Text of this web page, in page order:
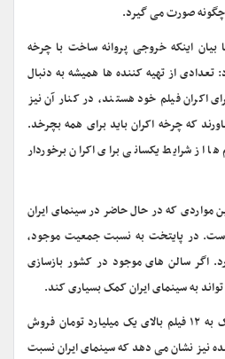
چگونه صورت می گیرد.
اینکه خروجی پروانه ساخت با چرخه
تعدادی از تهیه کننده ها همیشه به دنبال
اکران فیلم خود هستند، در کنار آن نیز
که چرخه اکران باید برای همه بچرخد.
از شرایط یکسانی برای اکران برخوردار
مواردی که در حال حاضر در سینمای ایران
است. در پایتخت به نسبت جمعیت موجود،
اگر سالن های موجود در کشور بازسازی
به سینمای ایران کمک بسیاری کند.
وی ادامه داد: در سال ۹۴، نزدیک به ۱۲ فیلم بالای یک میلیارد تومان فروش
نیز نشان می دهد که سینمای ایران نسبت